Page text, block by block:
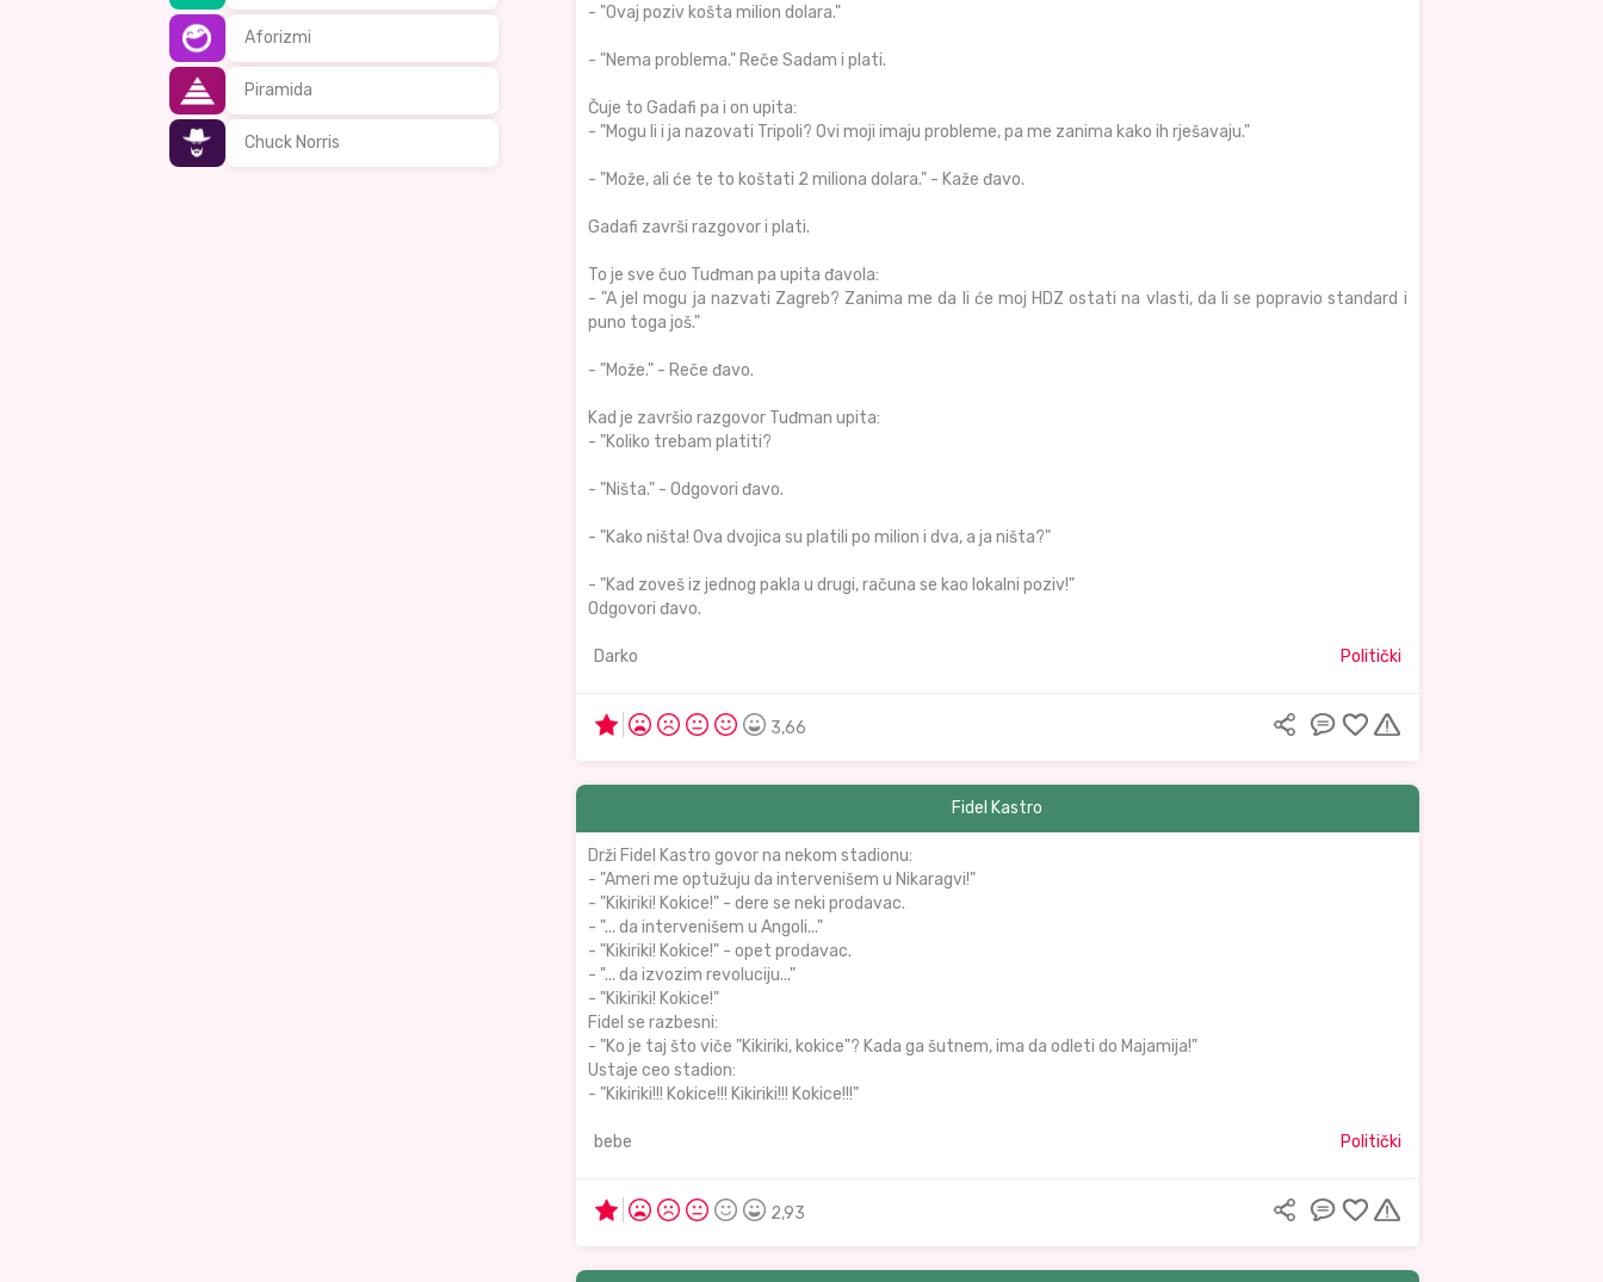
Aforizmi
Piramida
Chuck Norris
- "Ovaj poziv košta milion dolara."
- "Nema problema." Reče Sadam i plati.
Čuje to Gadafi pa i on upita:
- "Mogu li i ja nazovati Tripoli? Ovi moji imaju probleme, pa me zanima kako ih rješavaju."
- "Može, ali će te to koštati 2 miliona dolara." - Kaže đavo.
Gadafi završi razgovor i plati.
To je sve čuo Tuđman pa upita đavola:
- "A jel mogu ja nazvati Zagreb? Zanima me da li će moj HDZ ostati na vlasti, da li se popravio standard i
puno toga još."
- "Može." - Reče đavo.
Kad je završio razgovor Tuđman upita:
- "Koliko trebam platiti?
- "Ništa." - Odgovori đavo.
- "Kako ništa! Ova dvojica su platili po milion i dva, a ja ništa?"
- "Kad zoveš iz jednog pakla u drugi, računa se kao lokalni poziv!"
Odgovori đavo.
Darko Politički
3,66
Fidel Kastro
Drži Fidel Kastro govor na nekom stadionu:
- "Ameri me optužuju da intervenišem u Nikaragvi!"
- "Kikiriki! Kokice!" - dere se neki prodavac.
- "... da intervenišem u Angoli..."
- "Kikiriki! Kokice!" - opet prodavac.
- "... da izvozim revoluciju..."
- "Kikiriki! Kokice!"
Fidel se razbesni:
- "Ko je taj što viče "Kikiriki, kokice"? Kada ga šutnem, ima da odleti do Majamija!"
Ustaje ceo stadion:
- "Kikiriki!!! Kokice!!! Kikiriki!!! Kokice!!!"
bebe Politički
2,93